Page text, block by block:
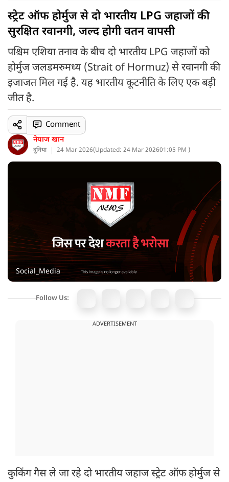
स्ट्रेट ऑफ होर्मुज से दो भारतीय LPG जहाजों की
सुरक्षित रवानगी, जल्द होगी वतन वापसी
पश्चिम एशिया तनाव के बीच दो भारतीय LPG जहाजों को
होर्मुज जलडमरुमध्य (Strait of Hormuz) से रवानगी की
इजाजत मिल गई है. यह भारतीय कूटनीति के लिए एक बड़ी
जीत है.
नेयाज खान
दुनिया 24 Mar 2026(Updated: 24 Mar 202601:05 PM )
Comment
Social_Media
Follow Us:
ADVERTISEMENT
कुकिंग गैस ले जा रहे दो भारतीय जहाज स्ट्रेट ऑफ होर्मुज से